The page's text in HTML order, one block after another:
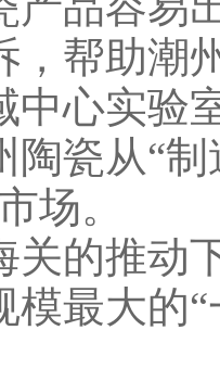
，帮助潮
中心实验
陶瓷从“
场。
推动下
模最大的